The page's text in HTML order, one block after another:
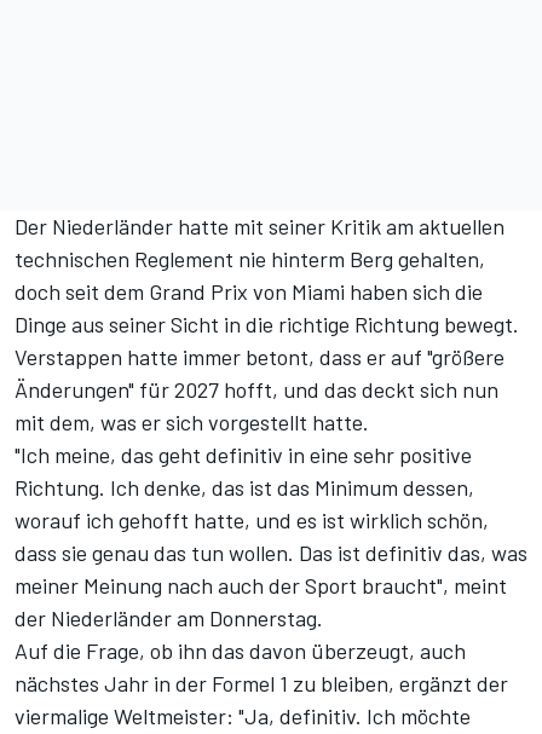
Der Niederländer hatte mit seiner Kritik am aktuellen
technischen Reglement nie hinterm Berg gehalten,
doch seit dem Grand Prix von Miami haben sich die
Dinge aus seiner Sicht in die richtige Richtung bewegt.
Verstappen hatte immer betont, dass er auf "größere
Änderungen" für 2027 hofft, und das deckt sich nun
mit dem, was er sich vorgestellt hatte.
"Ich meine, das geht definitiv in eine sehr positive
Richtung. Ich denke, das ist das Minimum dessen,
worauf ich gehofft hatte, und es ist wirklich schön,
dass sie genau das tun wollen. Das ist definitiv das, was
meiner Meinung nach auch der Sport braucht", meint
der Niederländer am Donnerstag.
Auf die Frage, ob ihn das davon überzeugt, auch
nächstes Jahr in der Formel 1 zu bleiben, ergänzt der
viermalige Weltmeister: "Ja, definitiv. Ich möchte